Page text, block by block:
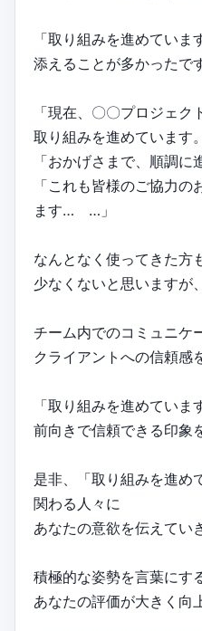
「取り組みを進めていま
添えることが多かったで
「現在、〇〇プロジェク
取り組みを進めています
「おかげさまで、順調に
「これも皆様のご協力
ます… …」
なんとなく使ってきた方
少なくないと思いますが、
チーム内でのコミュニケ
クライアントへの信頼感
「取り組みを進めていま
前向きで信頼できる印象
是非、「取り組みを進め
関わる人々に
あなたの意欲を伝えてい
積極的な姿勢を言葉にす
あなたの評価が大きく向